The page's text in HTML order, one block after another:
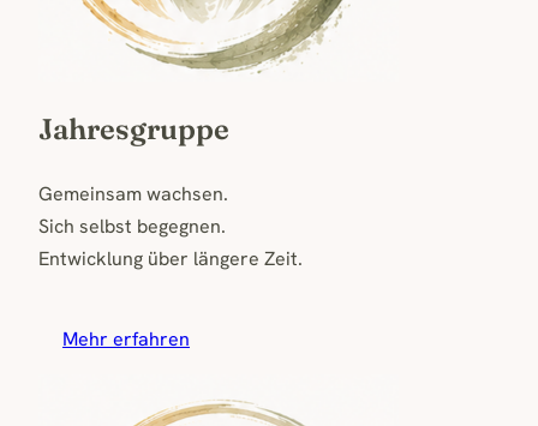
Jahresgruppe
Gemeinsam wachsen.
Sich selbst begegnen.
Entwicklung über längere Zeit.
Mehr erfahren